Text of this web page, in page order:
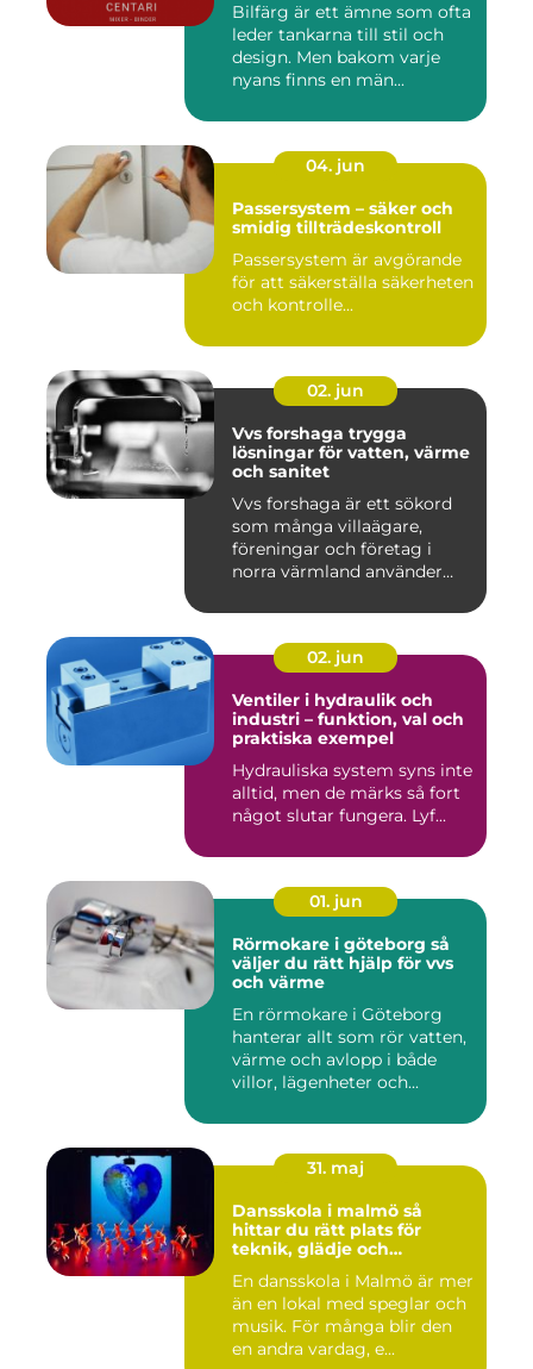
Bilfärg är ett ämne som ofta
leder tankarna till stil och
design. Men bakom varje
nyans finns en män...
04. jun
Passersystem – säker och
smidig tillträdeskontroll
Passersystem är avgörande
för att säkerställa säkerheten
och kontrolle...
02. jun
Vvs forshaga trygga
lösningar för vatten, värme
och sanitet
Vvs forshaga är ett sökord
som många villaägare,
föreningar och företag i
norra värmland använder
02. jun
Ventiler i hydraulik och
industri – funktion, val och
praktiska exempel
Hydrauliska system syns inte
alltid, men de märks så fort
något slutar fungera. Lyf...
01. jun
Rörmokare i göteborg så
väljer du rätt hjälp för vvs
och värme
En rörmokare i Göteborg
hanterar allt som rör vatten,
värme och avlopp i både
villor, lägenheter och...
31. maj
Dansskola i malmö så
hittar du rätt plats för
teknik, glädje och
En dansskola i Malmö är mer
än en lokal med speglar och
musik. För många blir den
en andra vardag, e...